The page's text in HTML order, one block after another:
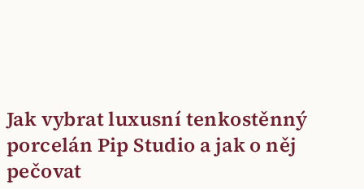
Jak vybrat luxusní tenkostěnný
porcelán Pip Studio a jak o něj
pečovat